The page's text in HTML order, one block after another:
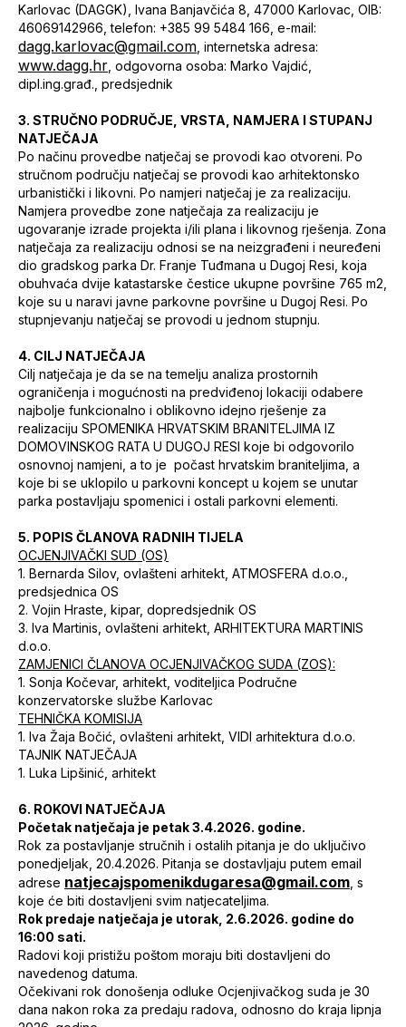
Karlovac (DAGGK), Ivana Banjavčića 8, 47000 Karlovac, OIB:
46069142966, telefon: +385 99 5484 166, e-mail:
dagg.karlovac@gmail.com , internetska adresa:
www.dagg.hr , odgovorna osoba: Marko Vajdić,
dipl.ing.građ., predsjednik
3. STRUČNO PODRUČJE, VRSTA, NAMJERA I STUPANJ
NATJEČAJA
Po načinu provedbe natječaj se provodi kao otvoreni. Po
stručnom području natječaj se provodi kao arhitektonsko
urbanistički i likovni. Po namjeri natječaj je za realizaciju.
Namjera provedbe zone natječaja za realizaciju je
ugovaranje izrade projekta i/ili plana i likovnog rješenja. Zona
natječaja za realizaciju odnosi se na neizgrađeni i neuređeni
dio gradskog parka Dr. Franje Tuđmana u Dugoj Resi, koja
obuhvaća dvije katastarske čestice ukupne površine 765 m2,
koje su u naravi javne parkovne površine u Dugoj Resi. Po
stupnjevanju natječaj se provodi u jednom stupnju.
4. CILJ NATJEČAJA
Cilj natječaja je da se na temelju analiza prostornih
ograničenja i mogućnosti na predviđenoj lokaciji odabere
najbolje funkcionalno i oblikovno idejno rješenje za
realizaciju SPOMENIKA HRVATSKIM BRANITELJIMA IZ
DOMOVINSKOG RATA U DUGOJ RESI koje bi odgovorilo
osnovnoj namjeni, a to je počast hrvatskim braniteljima, a
koje bi se uklopilo u parkovni koncept u kojem se unutar
parka postavljaju spomenici i ostali parkovni elementi.
5. POPIS ČLANOVA RADNIH TIJELA
OCJENJIVAČKI SUD (OS)
1. Bernarda Silov, ovlašteni arhitekt, ATMOSFERA d.o.o.,
predsjednica OS
2. Vojin Hraste, kipar, dopredsjednik OS
3. Iva Martinis, ovlašteni arhitekt, ARHITEKTURA MARTINIS
d.o.o.
ZAMJENICI ČLANOVA OCJENJIVAČKOG SUDA (ZOS):
1. Sonja Kočevar, arhitekt, voditeljica Područne
konzervatorske službe Karlovac
TEHNIČKA KOMISIJA
1. Iva Žaja Bočić, ovlašteni arhitekt, VIDI arhitektura d.o.o.
TAJNIK NATJEČAJA
1. Luka Lipšinić, arhitekt
6. ROKOVI NATJEČAJA
Početak natječaja je petak 3.4.2026. godine.
Rok za postavljanje stručnih i ostalih pitanja je do uključivo
ponedjeljak, 20.4.2026. Pitanja se dostavljaju putem email
adrese natjecajspomenikdugaresa@gmail.com , s
koje će biti dostavljeni svim natjecateljima.
Rok predaje natječaja je utorak, 2.6.2026. godine do
16:00 sati.
Radovi koji pristižu poštom moraju biti dostavljeni do
navedenog datuma.
Očekivani rok donošenja odluke Ocjenjivačkog suda je 30
dana nakon roka za predaju radova, odnosno do kraja lipnja